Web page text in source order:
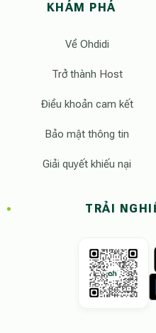
KHÁM PHÁ
Về Ohdidi
Trở thành Host
Điều khoản cam kết
Bảo mật thông tin
Giải quyết khiếu nại
TRẢI